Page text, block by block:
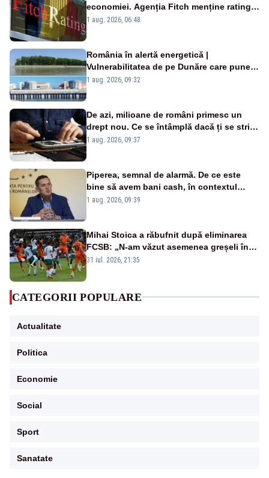
economiei. Agenția Fitch menține ratingul
„BBB-” cu perspectivă negativă
1 aug. 2026, 06:48
România în alertă energetică |
Vulnerabilitatea de pe Dunăre care pune
în pericol Centrala Cernavodă era
1 aug. 2026, 09:32
De azi, milioane de români primesc un
drept nou. Ce se întâmplă dacă ți se strică
un produs
1 aug. 2026, 09:37
Piperea, semnal de alarmă. De ce este
bine să avem bani cash, în contextul
alertei energetice?
1 aug. 2026, 09:39
Mihai Stoica a răbufnit după eliminarea
FCSB: „N-am văzut asemenea greșeli în
190 de meciuri europene”
31 iul. 2026, 21:35
CATEGORII POPULARE
Actualitate
Politica
Economie
Social
Sport
Sanatate